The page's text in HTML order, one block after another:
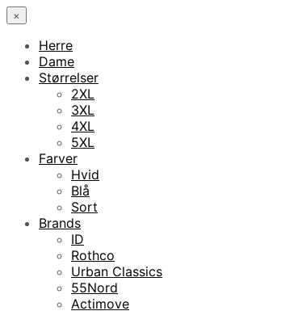
×
Herre
Dame
Størrelser
2XL
3XL
4XL
5XL
Farver
Hvid
Blå
Sort
Brands
ID
Rothco
Urban Classics
55Nord
Actimove